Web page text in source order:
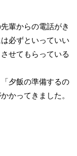
輩からの電話がき
必ずといっていい
せてもらっている
夕飯の準備するの
かってきました。